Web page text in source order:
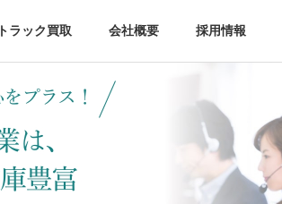
トラック買取 会社概要 採用情報